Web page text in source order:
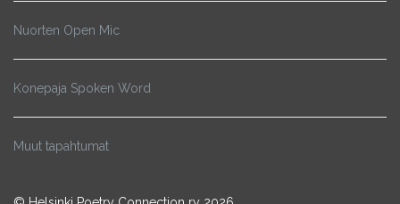
Nuorten Open Mic
Konepaja Spoken Word
Muut tapahtumat